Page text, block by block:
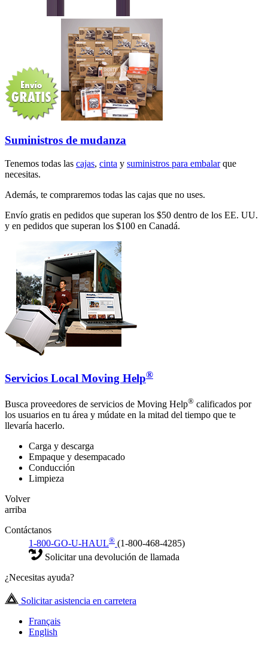
Suministros de mudanza
Tenemos todas las cajas, cinta y suministros para embalarque
necesitas.
Además, te compraremos todas las cajas que no uses.
Envío gratis en pedidos que superan los $50 dentro de los EE. UU.
y en pedidos que superan los $100 en Canadá.
Servicios Local Moving Help®
Busca proveedores de servicios de Moving Help® calificados por
los usuarios en tu área y múdate en la mitad del tiempo que te
llevaría hacerlo.
Carga y descarga
Empaque y desempacado
Conducción
Limpieza
Volver
arriba
Contáctanos
1-800-GO-U-HAUL® (1-800-468-4285)
Solicitar una devolución de llamada
¿Necesitas ayuda?
Solicitar asistencia en carretera
Français
English